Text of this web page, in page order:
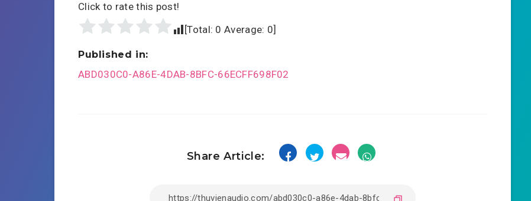
Click to rate this post!
[Total: 0 Average: 0]
Published in:
Post
ABD030C0-A86E-4DAB-8BFC-66ECFF698F02
Share Article: